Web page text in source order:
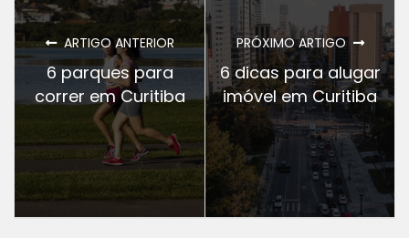
ARTIGO ANTERIOR
6 parques para
correr em Curitiba
PRÓXIMO ARTIGO
6 dicas para alugar
imóvel em Curitiba